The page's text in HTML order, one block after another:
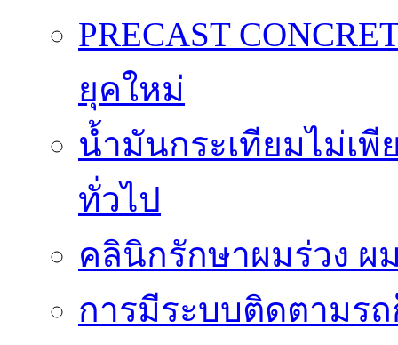
PRECAST
ยุคใหม่
น้ำมันกระเทียมไม่เ
ทั่วไป
คลินิกรักษาผมร่วง ผ
การมีระบบติดตามร